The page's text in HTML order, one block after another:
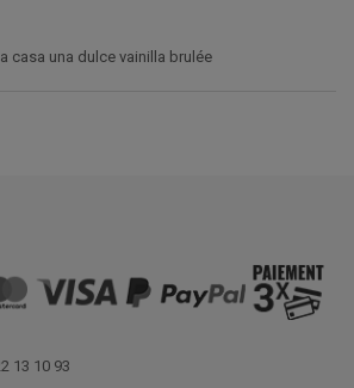
casa una dulce vainilla brulée
13 10 93